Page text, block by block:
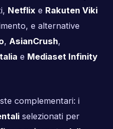
Netflixe Rakuten Viki
e alternative
, AsianCrush,
e Mediaset Infinity
complementari: i
selezionati per